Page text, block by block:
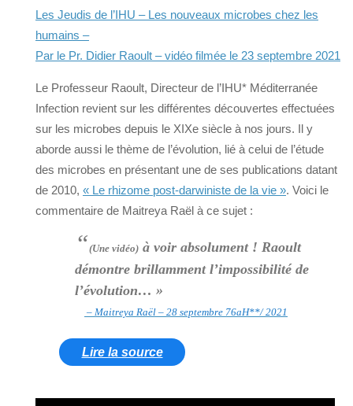
Les Jeudis de l’IHU – Les nouveaux microbes chez les
humains –
Par le Pr. Didier Raoult – vidéo filmée le 23 septembre 2021
Le Professeur Raoult, Directeur de l’IHU* Méditerranée
Infection revient sur les différentes découvertes effectuées
sur les microbes depuis le XIXe siècle à nos jours. Il y
aborde aussi le thème de l’évolution, lié à celui de l’étude
des microbes en présentant une de ses publications datant
de 2010, « Le rhizome post-darwiniste de la vie ». Voici le
commentaire de Maitreya Raël à ce sujet :
“(Une vidéo) à voir absolument ! Raoult
démontre brillamment l’impossibilité de
l’évolution… »
– Maitreya Raël – 28 septembre 76aH**/ 2021
Lire la source